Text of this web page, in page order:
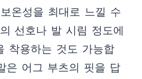
온성을 최대로 느낄 수
선호나 발 시림 정도에
착용하는 것도 가능합
은 어그 부츠의 핏을 답